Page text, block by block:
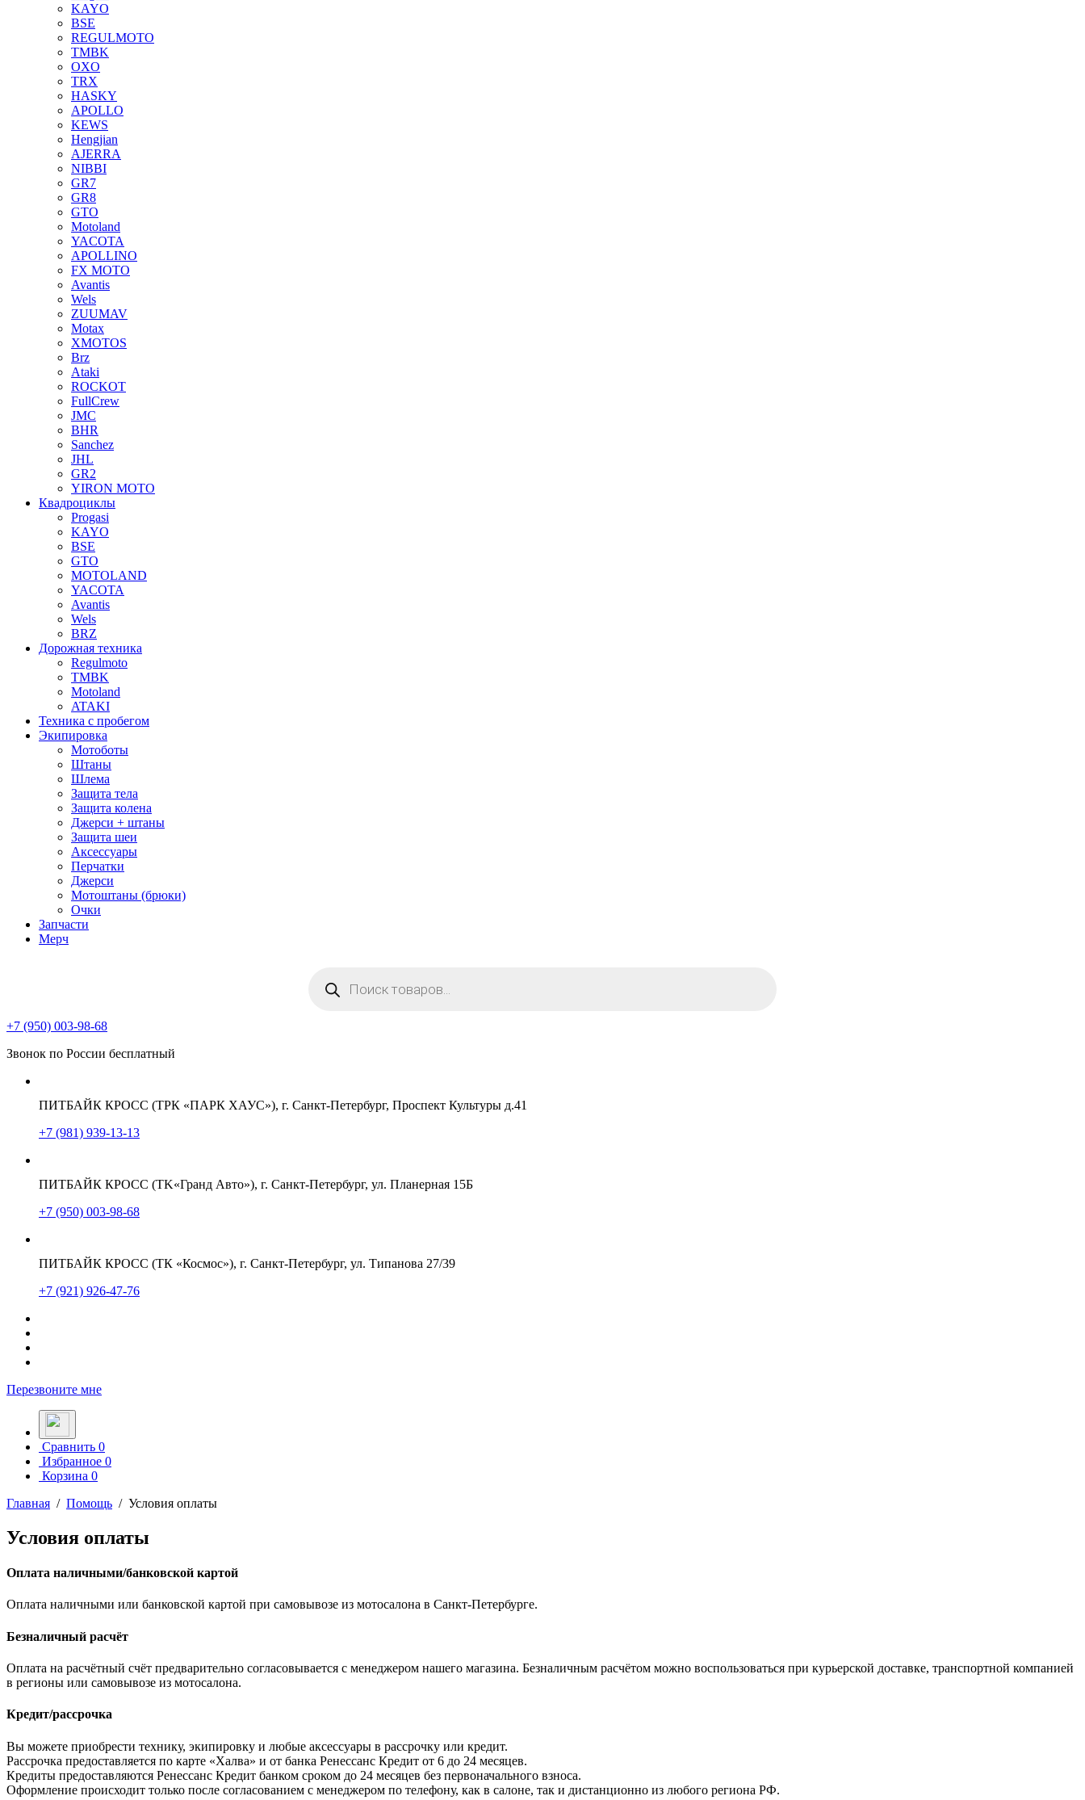
KAYO
BSE
REGULMOTO
TMBK
OXO
TRX
HASKY
APOLLO
KEWS
Hengjian
AJERRA
NIBBI
GR7
GR8
GTO
Motoland
YACOTA
APOLLINO
FX MOTO
Avantis
Wels
ZUUMAV
Motax
XMOTOS
Brz
Ataki
ROCKOT
FullCrew
JMC
BHR
Sanchez
JHL
GR2
YIRON MOTO
Квадроциклы
Progasi
KAYO
BSE
GTO
MOTOLAND
YACOTA
Avantis
Wels
BRZ
Дорожная техника
Regulmoto
TMBK
Motoland
ATAKI
Техника с пробегом
Экипировка
Мотоботы
Штаны
Шлема
Защита тела
Защита колена
Джерси + штаны
Защита шеи
Аксессуары
Перчатки
Джерси
Мотоштаны (брюки)
Очки
Запчасти
Мерч
товаров
+7 (950) 003-98-68
Звонок по России бесплатный
ПИТБАЙК КРОСС (ТРК «ПАРК ХАУС»), г. Санкт-Петербург, Проспект Культуры д.41
+7 (981) 939-13-13
ПИТБАЙК КРОСС (TK«Гранд Авто»), г. Санкт-Петербург, ул. Планерная 15Б
+7 (950) 003-98-68
ПИТБАЙК КРОСС (ТК «Космос»), г. Санкт-Петербург, ул. Типанова 27/39
+7 (921) 926-47-76
Перезвоните мне
Сравнить 0
Избранное 0
Корзина 0
Главная / Помощь / Условия оплаты
Условия оплаты
Оплата наличными/банковской картой
Оплата наличными или банковской картой при самовывозе из мотосалона в Санкт-Петербурге.
Безналичный расчёт
Оплата на расчётный счёт предварительно согласовывается с менеджером нашего магазина. Безналичным расчётом можно воспользоваться при курьерской доставке, транспортной компанией
в регионы или самовывозе из мотосалона.
Кредит/рассрочка
Вы можете приобрести технику, экипировку и любые аксессуары в рассрочку или кредит.
Рассрочка предоставляется по карте «Халва» и от банка Ренессанс Кредит от 6 до 24 месяцев.
Кредиты предоставляются Ренессанс Кредит банком сроком до 24 месяцев без первоначального взноса.
Оформление происходит только после согласованием с менеджером по телефону, как в салоне, так и дистанционно из любого региона РФ.